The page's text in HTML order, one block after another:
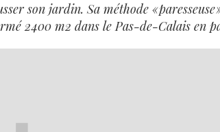
son jardin. Sa méthode « paresseuse
2 400 m2 dans le Pas-de-Calais en